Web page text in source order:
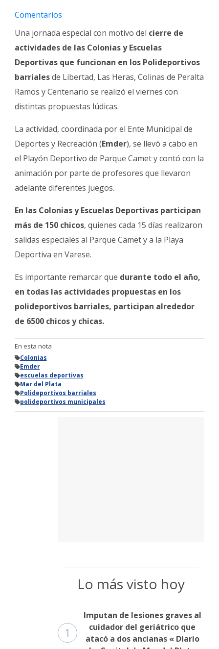
Comentarios
Una jornada especial con motivo del cierre de
actividades de las Colonias y Escuelas
Deportivas que funcionan en los Polideportivos
barrialesde Libertad, Las Heras, Colinas de Peralta
Ramos y Centenario se realizó el viernes con
distintas propuestas lúdicas.
La actividad, coordinada por el Ente Municipal de
Deportes y Recreación (Emder), se llevó a cabo en
el Playón Deportivo de Parque Camet y contó con la
animación por parte de profesores que llevaron
adelante diferentes juegos.
En las Colonias y Escuelas Deportivas participan
más de 150 chicos, quienes cada 15 días realizaron
salidas especiales al Parque Camet y a la Playa
Deportiva en Varese.
Es importante remarcar que durante todo el año,
en todas las actividades propuestas en los
polideportivos barriales, participan alrededor
de 6500 chicos y chicas.
En esta nota
Colonias
Emder
escuelas deportivas
Mar del Plata
Polideportivos barriales
polideportivos municipales
Lo más visto hoy
1
Imputan de lesiones graves al
cuidador del geriátrico que
atacó a dos ancianas « Diario